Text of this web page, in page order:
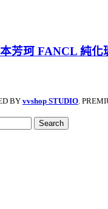
本芳珂 FANCL 純
BY vvshop STUDIO .
Search